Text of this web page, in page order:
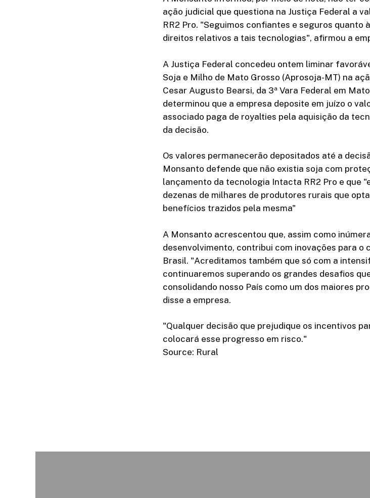
ação judicial que questiona na Justiça Federal a
RR2 Pro. "Seguimos confiantes e seguros quanto
direitos relativos a tais tecnologias", afirmou a
A Justiça Federal concedeu ontem liminar
Soja e Milho de Mato Grosso (Aprosoja-MT) na
Cesar Augusto Bearsi, da 3ª Vara Federal em
determinou que a empresa deposite em juízo o
associado paga de royalties pela aquisição da
da decisão.
Os valores permanecerão depositados até a
Monsanto defende que não existia soja com
lançamento da tecnologia Intacta RR2 Pro e que
dezenas de milhares de produtores rurais que
benefícios trazidos pela mesma"
A Monsanto acrescentou que, assim como
desenvolvimento, contribui com inovações para o
Brasil. "Acreditamos também que só com a
continuaremos superando os grandes desafios
consolidando nosso País como um dos maiores
disse a empresa.
"Qualquer decisão que prejudique os incentivos
colocará esse progresso em risco."
Source: Rural